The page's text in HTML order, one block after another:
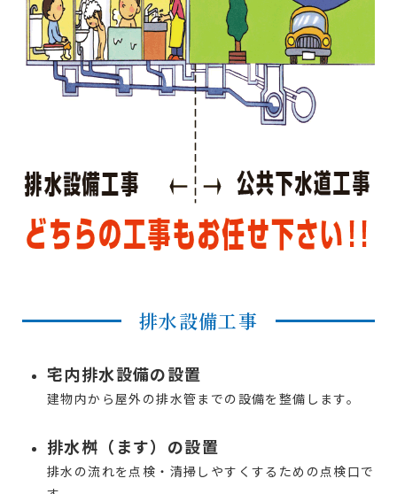
排水設備工事
宅内排水設備の設置
建物内から屋外の排水管までの設備を整備します。
排水桝（ます）の設置
排水の流れを点検・清掃しやすくするための点検口で